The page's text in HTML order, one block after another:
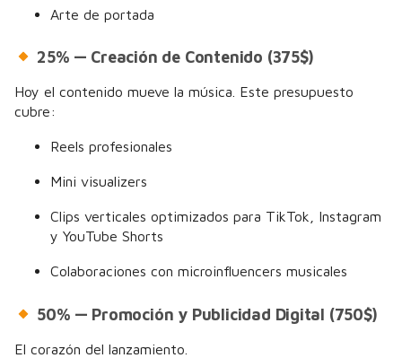
Arte de portada
25% — Creación de Contenido (375$)
Hoy el contenido mueve la música. Este presupuesto
cubre:
Reels profesionales
Mini visualizers
Clips verticales optimizados para TikTok, Instagram
y YouTube Shorts
Colaboraciones con microinfluencers musicales
50% — Promoción y Publicidad Digital (750$)
El corazón del lanzamiento.